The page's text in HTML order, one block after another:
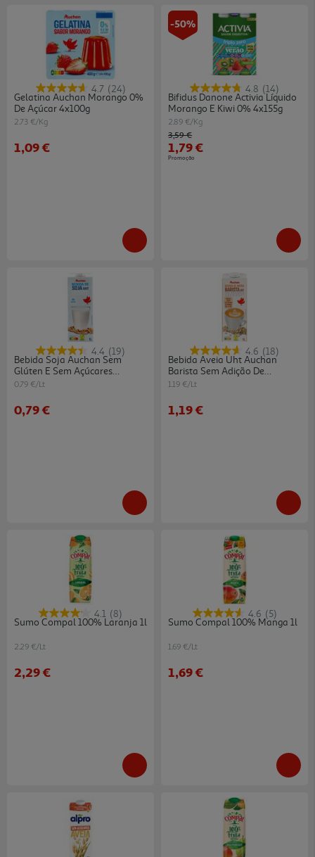
4.7 (24)
Gelatina Auchan Morango 0%
De Açúcar 4x100g
2.73 €/Kg
1,09 €
-50%
4.8 (14)
Bifidus Danone Activia Líquido
Morango E Kiwi 0% 4x155g
2.89 €/Kg
Price reduced from
3,59 €to
1,79 €
Promoção
4.4 (19)
Bebida Soja Auchan Sem
Glúten E Sem Açúcares
Adicionados 1l
0.79 €/Lt
0,79 €
4.6 (18)
Bebida Aveia Uht Auchan
Barista Sem Adição De
Açúcares 1l
1.19 €/Lt
1,19 €
4.1 (8)
Sumo Compal 100% Laranja 1l
2.29 €/Lt
2,29 €
4.6 (5)
Sumo Compal 100% Manga 1l
1.69 €/Lt
1,69 €